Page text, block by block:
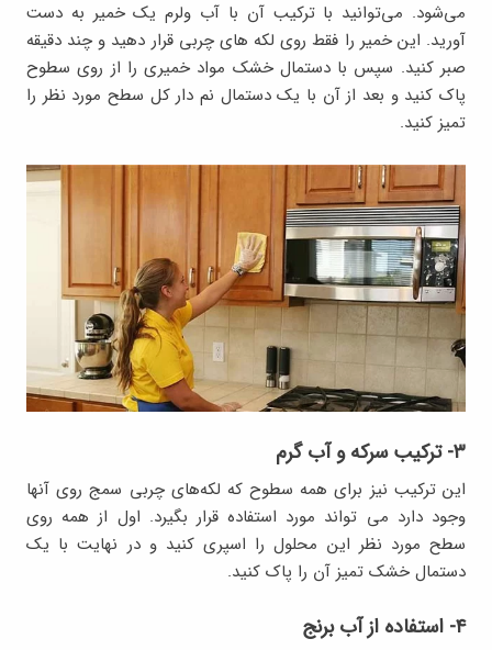
می‌شود. می‌توانید با ترکیب آن با آب ولرم یک خمیر به دست
آورید. این خمیر را فقط روی لکه های چربی قرار دهید و چند دقیقه
صبر کنید. سپس با دستمال خشک مواد خمیری را از روی سطوح
پاک کنید و بعد از آن با یک دستمال نم دار کل سطح مورد نظر را
تمیز کنید.
۳- ترکیب سرکه و آب گرم
این ترکیب نیز برای همه سطوح که لکه‌های چربی سمج روی آنها
وجود دارد می تواند مورد استفاده قرار بگیرد. اول از همه روی
سطح مورد نظر این محلول را اسپری کنید و در نهایت با یک
دستمال خشک تمیز آن را پاک کنید.
۴- استفاده از آب برنج